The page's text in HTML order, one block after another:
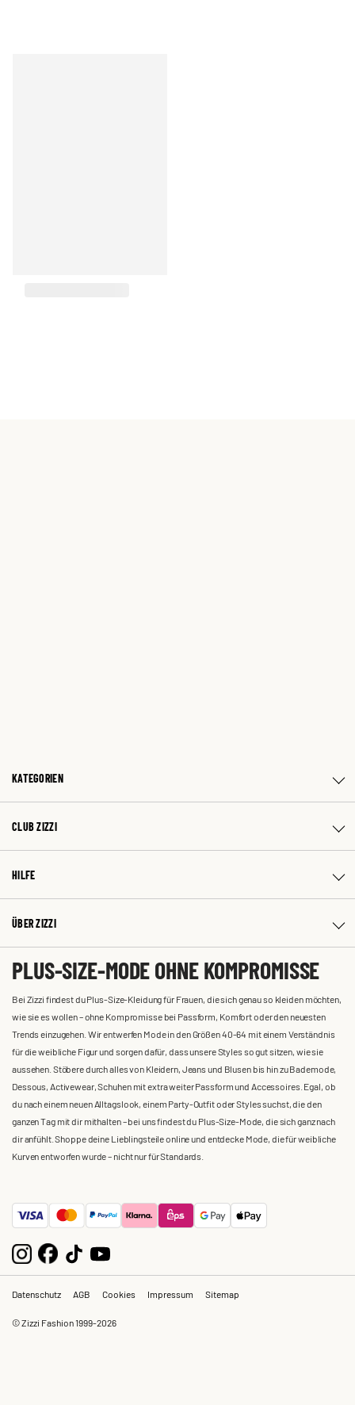
KATEGORIEN
CLUB ZIZZI
HILFE
ÜBER ZIZZI
PLUS-SIZE-MODE OHNE KOMPROMISSE
Bei Zizzi findest du Plus-Size-Kleidung für Frauen, die sich genau so kleiden möchten,
wie sie es wollen – ohne Kompromisse bei Passform, Komfort oder den neuesten
Trends einzugehen. Wir entwerfen Mode in den Größen 40-64 mit einem Verständnis
für die weibliche Figur und sorgen dafür, dass unsere Styles so gut sitzen, wie sie
aussehen. Stöbere durch alles von Kleidern, Jeans und Blusen bis hin zu Bademode,
Dessous, Activewear, Schuhen mit extra weiter Passform und Accessoires. Egal, ob
du nach einem neuen Alltagslook, einem Party-Outfit oder Styles suchst, die den
ganzen Tag mit dir mithalten – bei uns findest du Plus-Size-Mode, die sich ganz nach
dir anfühlt. Shoppe deine Lieblingsteile online und entdecke Mode, die für weibliche
Kurven entworfen wurde – nicht nur für Standards.
Datenschutz AGB Cookies Impressum Sitemap
© Zizzi Fashion 1999-2026